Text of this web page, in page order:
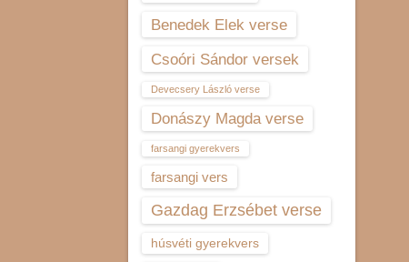
Benedek Elek verse
Csoóri Sándor versek
Devecsery László verse
Donászy Magda verse
farsangi gyerekvers
farsangi vers
Gazdag Erzsébet verse
húsvéti gyerekvers